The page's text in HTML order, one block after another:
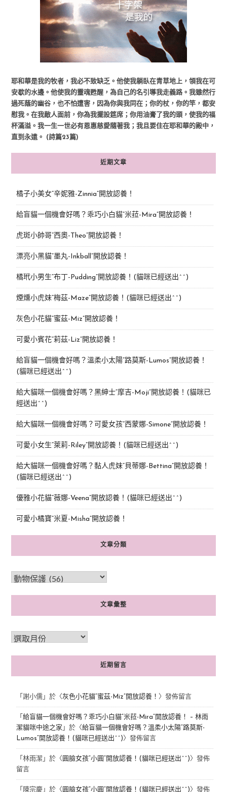
耶和華是我的牧者，我必不致缺乏。他使我躺臥在青草地上，領我在可
安歇的水邊。他使我的靈魂甦醒，為自己的名引導我走義路。我雖然行
過死蔭的幽谷，也不怕遭害，因為你與我同在；你的杖，你的竿，都安
慰我。在我敵人面前，你為我擺設筵席；你用油膏了我的頭，使我的福
杯滿溢。我一生一世必有恩惠慈愛隨著我；我且要住在耶和華的殿中，
直到永遠。 (詩篇23篇)
近期文章
橘子小美女“辛妮雅-Zinnia”開放認養！
給盲貓一個機會好嗎？乖巧小白貓“米菈-Mira”開放認養！
虎斑小帥哥“西奧-Theo”開放認養！
漂亮小黑貓“墨丸-Inkball”開放認養！
橘玳小男生“布丁-Pudding”開放認養！(貓咪已經送出^^)
煙燻小虎妹“梅茲-Maze”開放認養！(貓咪已經送出^^)
灰色小花貓“蜜茲-Miz”開放認養！
可愛小賓花“莉茲-Liz”開放認養！
給盲貓一個機會好嗎？溫柔小太陽“路莫斯-Lumos”開放認養！
(貓咪已經送出^^)
給大貓咪一個機會好嗎？黑紳士“摩吉-Moji”開放認養！(貓咪已
經送出^^)
給大貓咪一個機會好嗎？可愛女孩“西蒙娜-Simone“開放認養！
可愛小女生“萊莉-Riley”開放認養！(貓咪已經送出^^)
給大貓咪一個機會好嗎？黏人虎妹“貝蒂娜-Bettina”開放認養！
(貓咪已經送出^^)
優雅小花貓“薇娜-Veena”開放認養！(貓咪已經送出^^)
可愛小橘寶”米夏-Misha”開放認養！
文章分類
文章彙整
近期留言
「 謝小儒」於〈 灰色小花貓“蜜茲-Miz”開放認養！ 〉發佈留言
「 給盲貓一個機會好嗎？乖巧小白貓“米菈-Mira”開放認養！ – 林雨
潔貓咪中途之家 」於〈給盲貓一個機會好嗎？溫柔小太陽“路莫斯-
Lumos”開放認養！(貓咪已經送出^^) 〉發佈留言
「 林雨潔 」於〈 圓臉女孩“小圓”開放認養！(貓咪已經送出^^) 〉發佈
留言
「 陳宗慶」於〈 圓臉女孩“小圓”開放認養！(貓咪已經送出^^) 〉發佈